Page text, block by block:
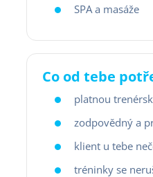
SPA a masáže
Co od tebe
platnou
zodpovědný a
klient u tebe
tréninky se